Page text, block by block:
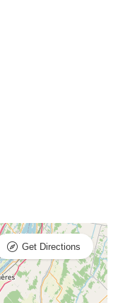
Get Directions